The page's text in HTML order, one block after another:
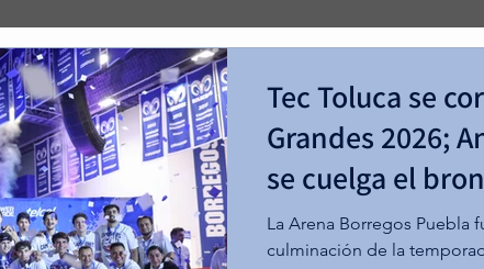
bicampeones
2 min de lectura
Madero de Puebla se consagran como bicampeones
de Básquetbol Estudiantil luego de vencer en una
del Instituto Tecnológico de Estudios Superiores
Tec Toluca se
Grandes 2026;
se cuelga el
La Arena Borregos Puebla
culminación de la